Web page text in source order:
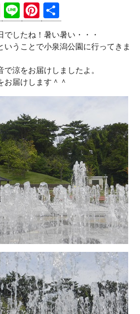
P
o
ck
Li
n
e
Pi
nt
er
t
有
したね！暑い暑い・・・
いうことで小泉潟公園に行ってきま
涼をお届けしましたよ。
お届けします＾＾